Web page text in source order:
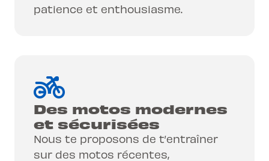
patience et enthousiasme.
Des motos modernes
et sécurisées
Nous te proposons de t’entraîner
sur des motos récentes,